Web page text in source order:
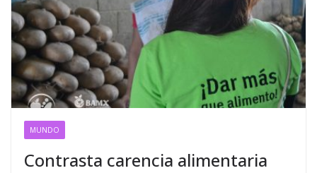
MUNDO
Contrasta carencia alimentaria